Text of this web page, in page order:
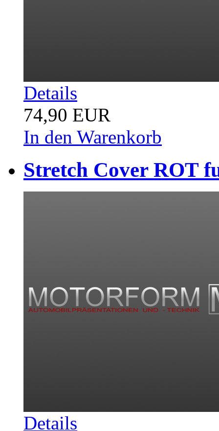
Details
74,90 EUR
In den Warenkorb
Stretch Cover ROT
Details